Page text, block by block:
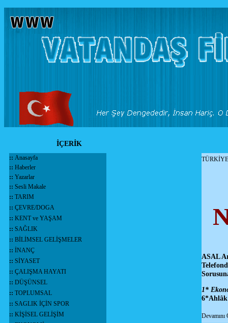
İÇERİK
:: Anasayfa
:: Haberler
:: Yazarlar
:: Sesli Makale
:: TARIM
:: ÇEVRE/DOGA
:: KENT ve YAŞAM
:: SAĞLIK
:: BİLİMSEL GELİŞMELER
:: İNANÇ
:: SİYASET
:: ÇALIŞMA HAYATI
:: DÜŞÜNSEL
:: TOPLUMSAL
:: SAGLIK İÇİN SPOR
:: KİŞİSEL GELİŞİM
ASAL
1*
Devamını